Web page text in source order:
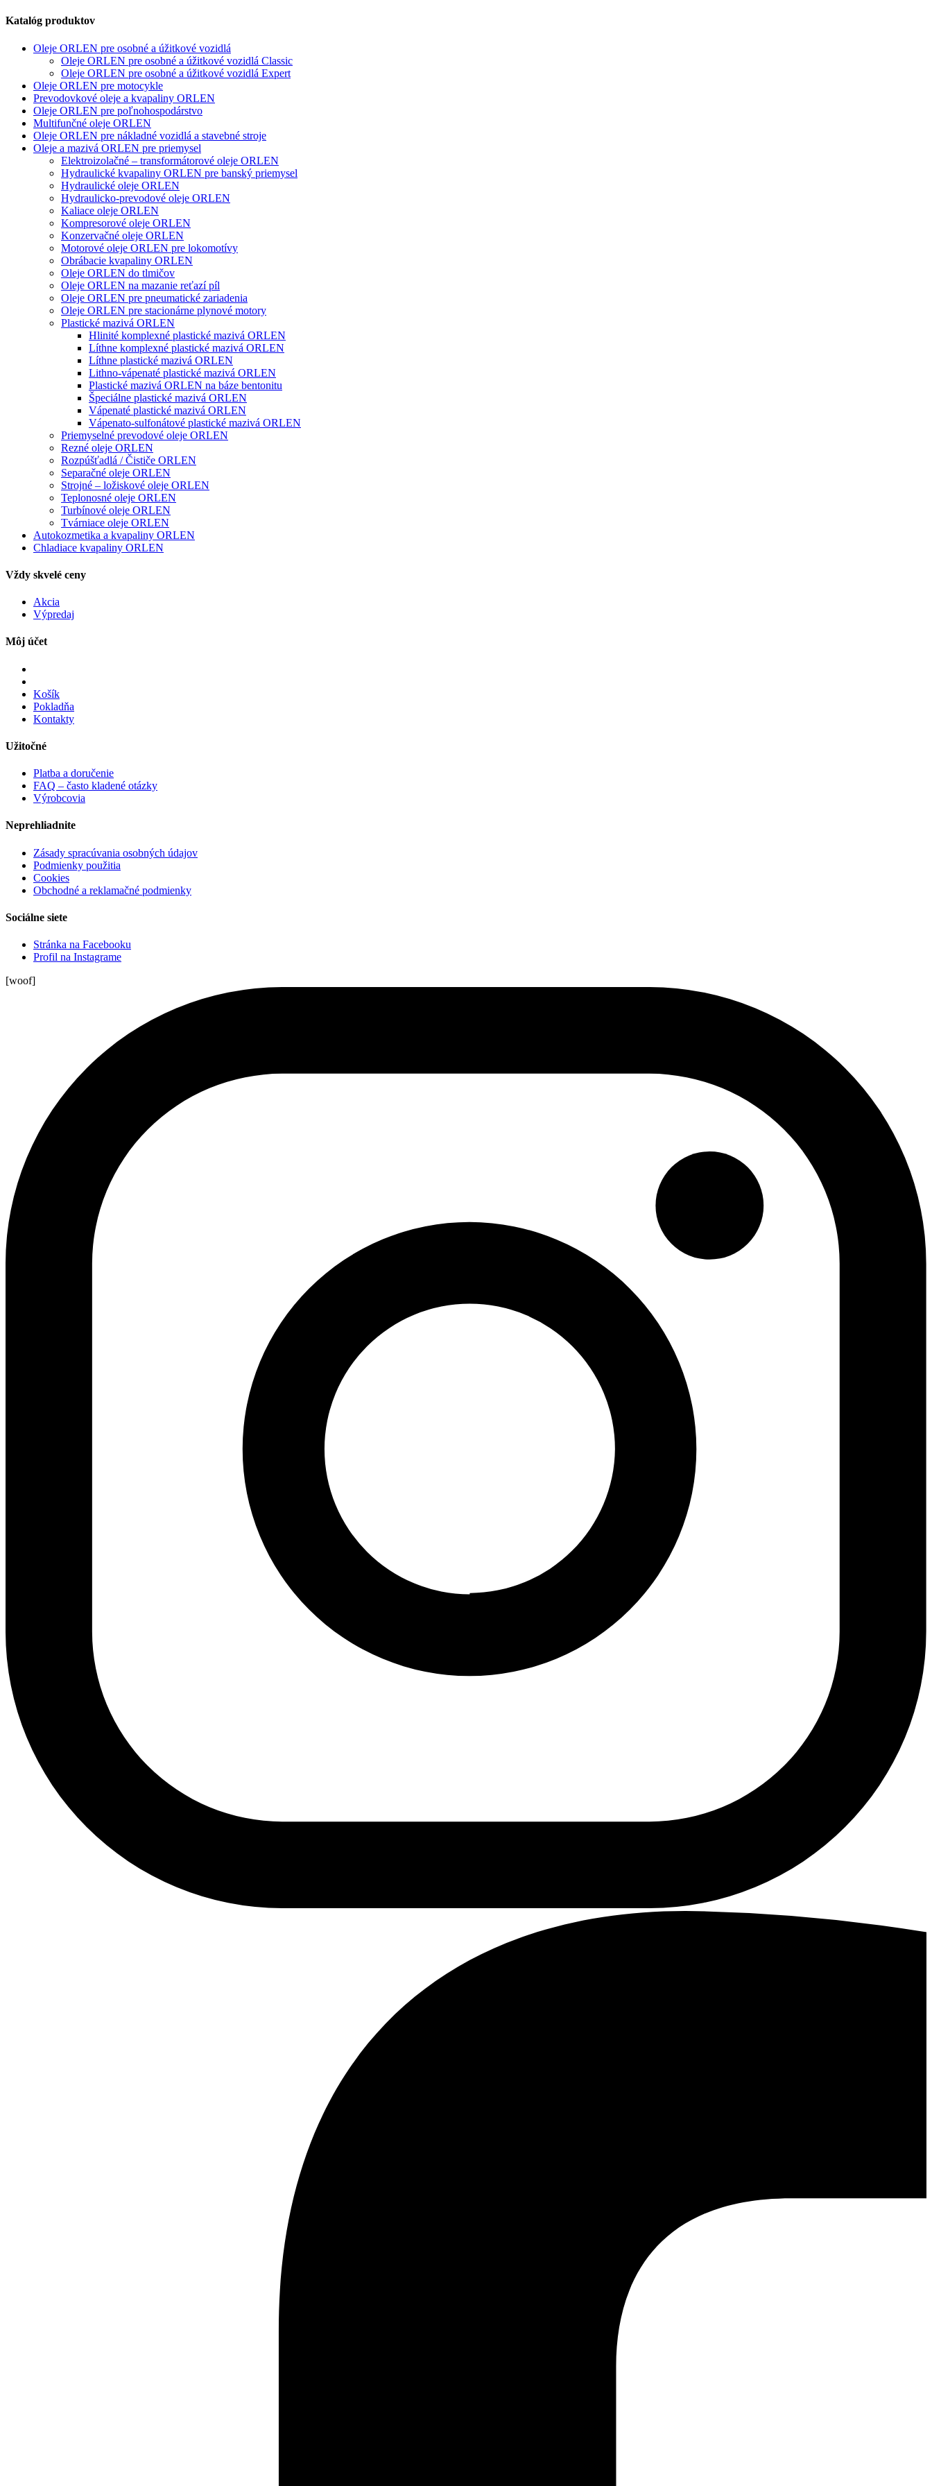
Katalóg produktov
Oleje ORLEN pre osobné a úžitkové vozidlá
Oleje ORLEN pre osobné a úžitkové vozidlá Classic
Oleje ORLEN pre osobné a úžitkové vozidlá Expert
Oleje ORLEN pre motocykle
Prevodovkové oleje a kvapaliny ORLEN
Oleje ORLEN pre poľnohospodárstvo
Multifunčné oleje ORLEN
Oleje ORLEN pre nákladné vozidlá a stavebné stroje
Oleje a mazivá ORLEN pre priemysel
Elektroizolačné – transformátorové oleje ORLEN
Hydraulické kvapaliny ORLEN pre banský priemysel
Hydraulické oleje ORLEN
Hydraulicko-prevodové oleje ORLEN
Kaliace oleje ORLEN
Kompresorové oleje ORLEN
Konzervačné oleje ORLEN
Motorové oleje ORLEN pre lokomotívy
Obrábacie kvapaliny ORLEN
Oleje ORLEN do tlmičov
Oleje ORLEN na mazanie reťazí píl
Oleje ORLEN pre pneumatické zariadenia
Oleje ORLEN pre stacionárne plynové motory
Plastické mazivá ORLEN
Hlinité komplexné plastické mazivá ORLEN
Líthne komplexné plastické mazivá ORLEN
Líthne plastické mazivá ORLEN
Lithno-vápenaté plastické mazivá ORLEN
Plastické mazivá ORLEN na báze bentonitu
Špeciálne plastické mazivá ORLEN
Vápenaté plastické mazivá ORLEN
Vápenato-sulfonátové plastické mazivá ORLEN
Priemyselné prevodové oleje ORLEN
Rezné oleje ORLEN
Rozpúšťadlá / Čističe ORLEN
Separačné oleje ORLEN
Strojné – ložiskové oleje ORLEN
Teplonosné oleje ORLEN
Turbínové oleje ORLEN
Tvárniace oleje ORLEN
Autokozmetika a kvapaliny ORLEN
Chladiace kvapaliny ORLEN
Vždy skvelé ceny
Akcia
Výpredaj
Môj účet
Košík
Pokladňa
Kontakty
Užitočné
Platba a doručenie
FAQ – často kladené otázky
Výrobcovia
Neprehliadnite
Zásady spracúvania osobných údajov
Podmienky použitia
Cookies
Obchodné a reklamačné podmienky
Sociálne siete
Stránka na Facebooku
Profil na Instagrame
[woof]